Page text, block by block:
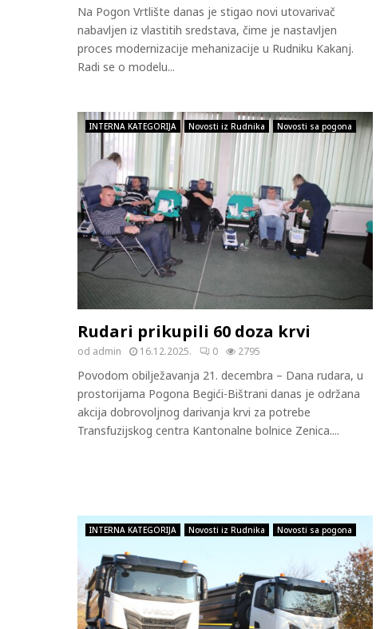
Na Pogon Vrtlište danas je stigao novi utovarivač
nabavljen iz vlastitih sredstava, čime je nastavljen
proces modernizacije mehanizacije u Rudniku Kakanj.
Radi se o modelu...
INTERNA KATEGORIJA Novosti iz Rudnika Novosti sa pogona
Rudari prikupili 60 doza krvi
od admin 16.12.2025. 0 2795
Povodom obilježavanja 21. decembra – Dana rudara, u
prostorijama Pogona Begići-Bištrani danas je održana
akcija dobrovoljnog darivanja krvi za potrebe
Transfuzijskog centra Kantonalne bolnice Zenica....
INTERNA KATEGORIJA Novosti iz Rudnika Novosti sa pogona